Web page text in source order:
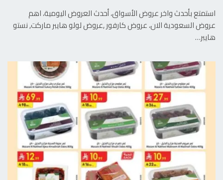
استمتع بأحدث واخر عروض الأسواق، أحدث العروض اليومية، اهم
عروض السعودية الان، عروض كارفور ,عروض لولو هايبر ماركت, نستو
هايبر…